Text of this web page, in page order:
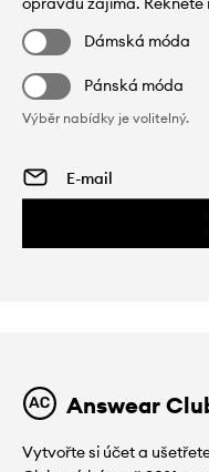
Dámská móda
Pánská móda
Výběr nabídky je volitelný.
Answear
Vytvořte si účet a